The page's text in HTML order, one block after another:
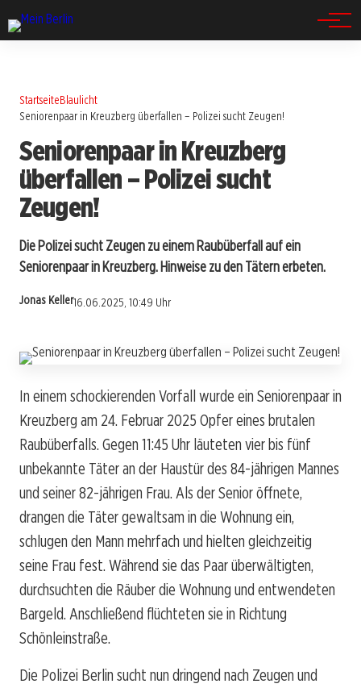
StartseiteBlaulicht
Seniorenpaar in Kreuzberg überfallen – Polizei sucht Zeugen!
Seniorenpaar in Kreuzberg
überfallen – Polizei sucht
Zeugen!
Die Polizei sucht Zeugen zu einem Raubüberfall auf ein
Seniorenpaar in Kreuzberg. Hinweise zu den Tätern erbeten.
Jonas Keller16.06.2025, 10:49 Uhr
In einem schockierenden Vorfall wurde ein Seniorenpaar in
Kreuzberg am 24. Februar 2025 Opfer eines brutalen
Raubüberfalls. Gegen 11:45 Uhr läuteten vier bis fünf
unbekannte Täter an der Haustür des 84-jährigen Mannes
und seiner 82-jährigen Frau. Als der Senior öffnete,
drangen die Täter gewaltsam in die Wohnung ein,
schlugen den Mann mehrfach und hielten gleichzeitig
seine Frau fest. Während sie das Paar überwältigten,
durchsuchten die Räuber die Wohnung und entwendeten
Bargeld. Anschließend flüchteten sie in Richtung
Schönleinstraße.
Die Polizei Berlin sucht nun dringend nach Zeugen und